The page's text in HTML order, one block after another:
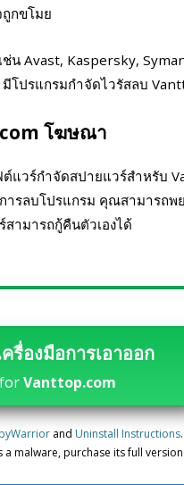
กขโมย
น Avast, Kaspersky,
โปรแกรมกําจัดไวรัสลบ
โฆษณา
แวร์กําจัดสปายแวร์สําหรับ
ารลบโปรแกรม คุณสามารถ
ามารถกู้คืนตัวเองได้
รื่องมือการเอาออก
Vanttop.com
and Uninstall Instructions
a malware, purchase its full